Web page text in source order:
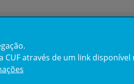
através de um link disponível